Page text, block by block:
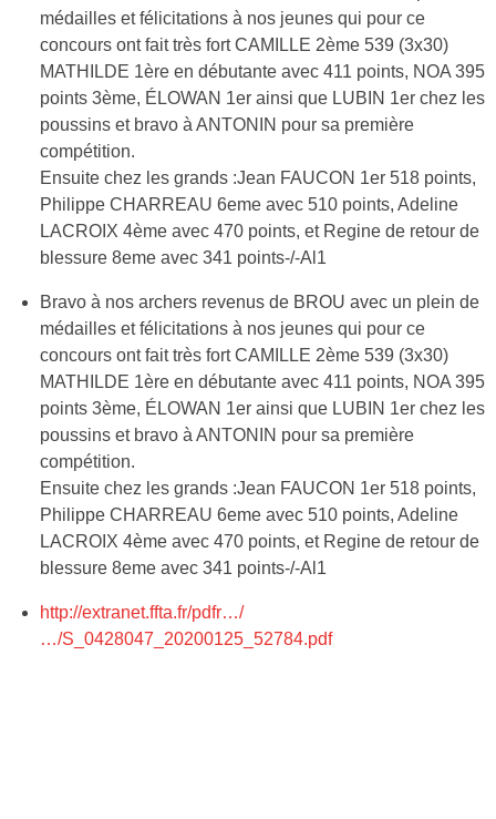
médailles et félicitations à nos jeunes qui pour ce
concours ont fait très fort CAMILLE 2ème 539 (3x30)
MATHILDE 1ère en débutante avec 411 points, NOA 395
points 3ème, ÉLOWAN 1er ainsi que LUBIN 1er chez les
poussins et bravo à ANTONIN pour sa première
compétition.
Ensuite chez les grands :Jean FAUCON 1er 518 points,
Philippe CHARREAU 6eme avec 510 points, Adeline
LACROIX 4ème avec 470 points, et Regine de retour de
blessure 8eme avec 341 points-/-Al1
Bravo à nos archers revenus de BROU avec un plein de
médailles et félicitations à nos jeunes qui pour ce
concours ont fait très fort CAMILLE 2ème 539 (3x30)
MATHILDE 1ère en débutante avec 411 points, NOA 395
points 3ème, ÉLOWAN 1er ainsi que LUBIN 1er chez les
poussins et bravo à ANTONIN pour sa première
compétition.
Ensuite chez les grands :Jean FAUCON 1er 518 points,
Philippe CHARREAU 6eme avec 510 points, Adeline
LACROIX 4ème avec 470 points, et Regine de retour de
blessure 8eme avec 341 points-/-Al1
http://extranet.ffta.fr/pdfr…/
…/S_0428047_20200125_52784.pdf